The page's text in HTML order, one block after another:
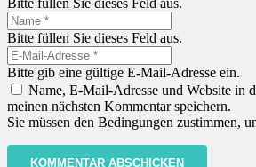
Bitte füllen Sie dieses Feld aus.
Bitte gib eine gültige E-Mail-Adresse ein.
Name, E-Mail-Adresse und Website in
meinen nächsten Kommentar speichern.
Sie müssen den Bedingungen zustimmen,
KOMMENTAR ABSCHICKEN